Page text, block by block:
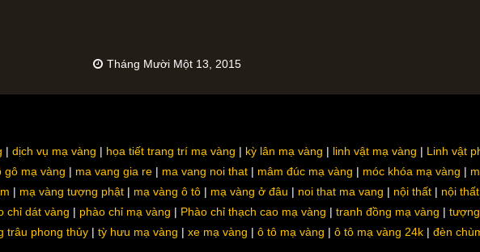
Tháng Mười Một 13, 2015
dịch vụ mạ vàng họa tiết trang trí mạ vàng kỳ lân mạ vàng linh vật mạ vàng Linh vật
gô mạ vàng ma vang gia re ma vang noi that mâm đúc mạ vàng móc khóa mạ vàng
mạ vàng tượng phật mạ vàng ô tô mạ vàng ở đâu noi that ma vang nội thất nội
chỉ dát vàng phào chỉ mạ vàng Phào chỉ thạch cao mạ vàng tranh đồng mạ vàng
trâu phong thủy tỳ hưu mạ vàng xe mạ vàng ô tô mạ vàng ô tô mạ vàng 24k đèn